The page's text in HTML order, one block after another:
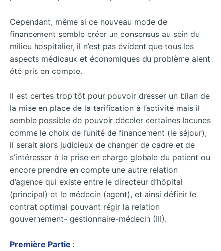
Cependant, même si ce nouveau mode de
financement semble créer un consensus au sein du
milieu hospitalier, il n’est pas évident que tous les
aspects médicaux et économiques du problème aient
été pris en compte.
Il est certes trop tôt pour pouvoir dresser un bilan de
la mise en place de la tarification à l’activité mais il
semble possible de pouvoir déceler certaines lacunes
comme le choix de l’unité de financement (le séjour),
il serait alors judicieux de changer de cadre et de
s’intéresser à la prise en charge globale du patient ou
encore prendre en compte une autre relation
d’agence qui existe entre le directeur d’hôpital
(principal) et le médecin (agent), et ainsi définir le
contrat optimal pouvant régir la relation
gouvernement- gestionnaire-médecin (III).
Première Partie :